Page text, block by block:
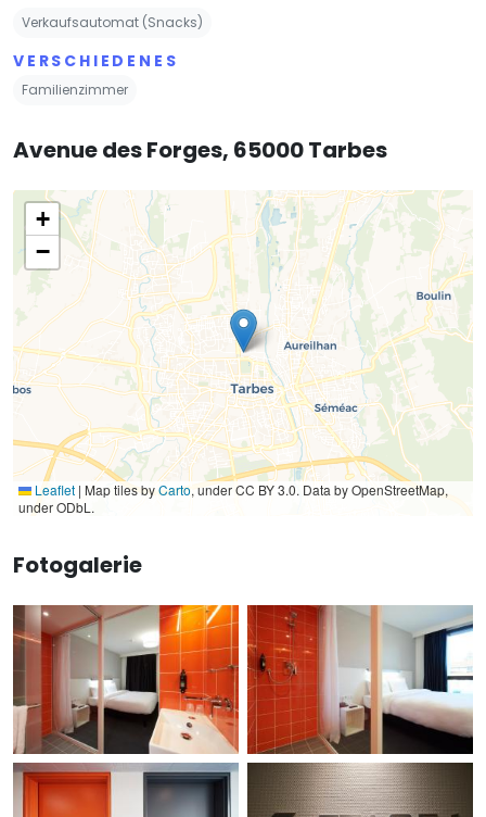
Verkaufsautomat (Snacks)
VERSCHIEDENES
Familienzimmer
Avenue des Forges, 65000 Tarbes
+
−
Leaflet | Map tiles byCarto, under CC BY 3.0. Data by OpenStreetMap,
under ODbL.
Fotogalerie